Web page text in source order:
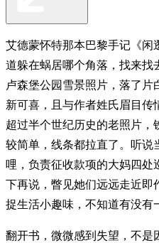
艾德蒙怀特那本巴黎手记《闲
道躲在蜗居哪个角落，找来找
卢森堡公园雪景照片，落了
新可喜，且与作者姓氏眉目传
超过半个世纪历史的老照片
较简单，线条都拉直了。听说
哩，负责征收款项的大妈四处
下再说，瞥见她们远远走近
捉生活小趣味，不知道有没有
翻开书，微微感到失望，不是